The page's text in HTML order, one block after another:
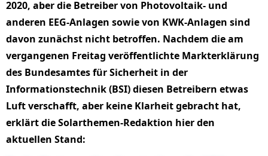
2020, aber die Betreiber von Photovoltaik- und
anderen EEG-Anlagen sowie von KWK-Anlagen sind
davon zunächst nicht betroffen. Nachdem die am
vergangenen Freitag veröffentlichte Markterklärung
des Bundesamtes für Sicherheit in der
Informationstechnik (BSI) diesen Betreibern etwas
Luft verschafft, aber keine Klarheit gebracht hat,
erklärt die Solarthemen-Redaktion hier den
aktuellen Stand: